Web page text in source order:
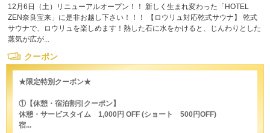
12月6日（土）リニューアルオープン！！ 新しく生まれ変わった「HOTEL
ZEN奈良宝来」に是非お越し下さい！！！ 【ロウリュ対応乾式サウナ】 乾式
サウナで、ロウリュを楽しめます！熱した石に水をかけると、じんわりとした
蒸気が広が...
クーポン
★限定特別クーポン★
①【休憩・宿泊割引クーポン】
休憩・サービスタイム 1,000円 OFF (ショート 500円OFF)
宿...